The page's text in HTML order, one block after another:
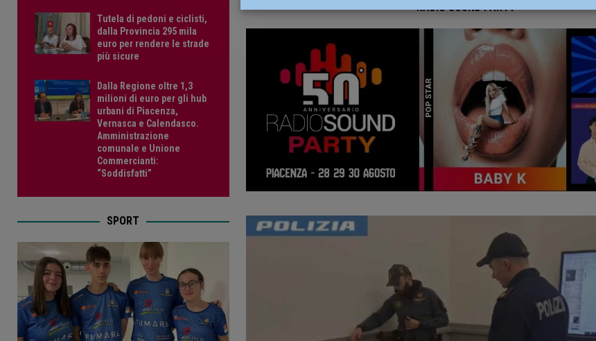
RADIO SOUND PARTY
Tutela di pedoni e ciclisti,
dalla Provincia 295 mila
euro per rendere le strade
più sicure
Dalla Regione oltre 1,3
milioni di euro per gli hub
urbani di Piacenza,
Vernasca e Calendasco.
Amministrazione
comunale e Unione
Commercianti:
“Soddisfatti”
SPORT